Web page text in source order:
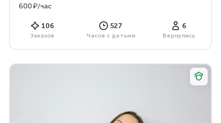
600 ₽/час
106
Заказов
527
Часов с детьми
6
Вернулись